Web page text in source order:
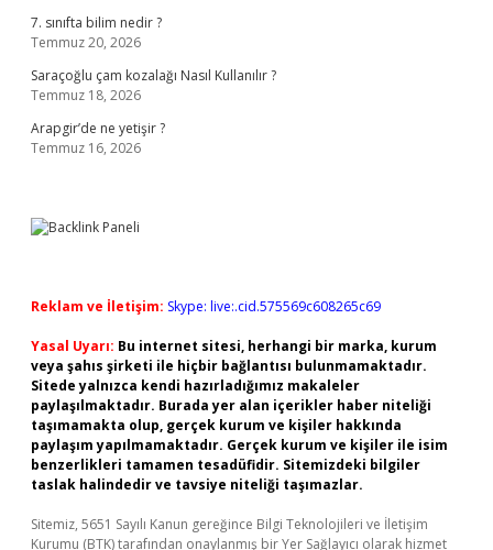
7. sınıfta bilim nedir ?
Temmuz 20, 2026
Saraçoğlu çam kozalağı Nasıl Kullanılır ?
Temmuz 18, 2026
Arapgir’de ne yetişir ?
Temmuz 16, 2026
Reklam ve İletişim: Skype: live:.cid.575569c608265c69
Yasal Uyarı: Bu internet sitesi, herhangi bir marka, kurum
veya şahıs şirketi ile hiçbir bağlantısı bulunmamaktadır.
Sitede yalnızca kendi hazırladığımız makaleler
paylaşılmaktadır. Burada yer alan içerikler haber niteliği
taşımamakta olup, gerçek kurum ve kişiler hakkında
paylaşım yapılmamaktadır. Gerçek kurum ve kişiler ile isim
benzerlikleri tamamen tesadüfidir. Sitemizdeki bilgiler
taslak halindedir ve tavsiye niteliği taşımazlar.
Sitemiz, 5651 Sayılı Kanun gereğince Bilgi Teknolojileri ve İletişim
Kurumu (BTK) tarafından onaylanmış bir Yer Sağlayıcı olarak hizmet